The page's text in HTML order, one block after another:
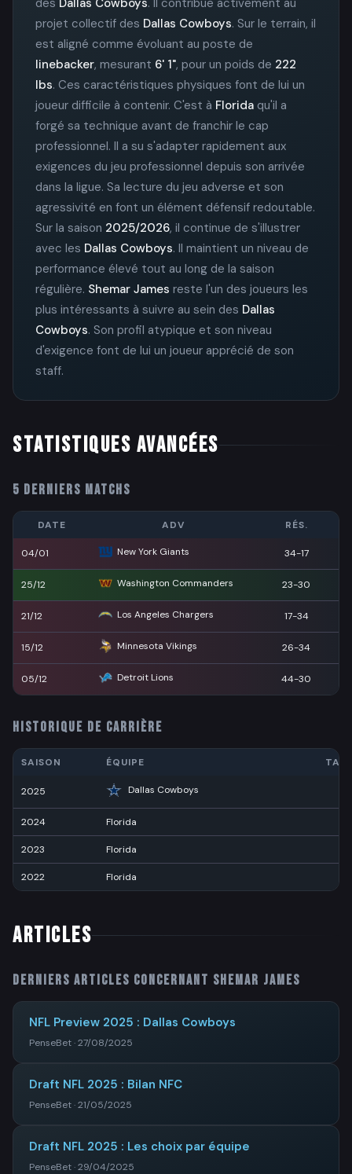
projet collectif des Dallas Cowboys. Sur le terrain, il
est aligné comme évoluant au poste de
linebacker, mesurant 6' 1", pour un poids de 222
lbs. Ces caractéristiques physiques font de lui un
joueur difficile à contenir. C'est à Florida qu'il a
forgé sa technique avant de franchir le cap
professionnel. Il a su s'adapter rapidement aux
exigences du jeu professionnel depuis son arrivée
dans la ligue. Sa lecture du jeu adverse et son
agressivité en font un élément défensif redoutable.
Sur la saison 2025/2026, il continue de s'illustrer
avec les Dallas Cowboys. Il maintient un niveau de
performance élevé tout au long de la saison
régulière. Shemar James reste l'un des joueurs les
plus intéressants à suivre au sein des Dallas
Cowboys. Son profil atypique et son niveau
d'exigence font de lui un joueur apprécié de son
staff.
STATISTIQUES AVANCÉES
5 DERNIERS MATCHS
DATE ADV RÉS.
04/01 New York Giants 34-17
25/12 Washington Commanders 23-30
21/12 Los Angeles Chargers 17-34
15/12 Minnesota Vikings 26-34
05/12 Detroit Lions 44-30
HISTORIQUE DE CARRIÈRE
SAISON ÉQUIPE
2025 Dallas Cowboys
2024 Florida
2023 Florida
2022 Florida
ARTICLES
Derniers articles concernant Shemar James
NFL Preview 2025 : Dallas Cowboys
PenseBet · 27/08/2025
Draft NFL 2025 : Bilan NFC
PenseBet · 21/05/2025
Draft NFL 2025 : Les choix par équipe
PenseBet · 29/04/2025